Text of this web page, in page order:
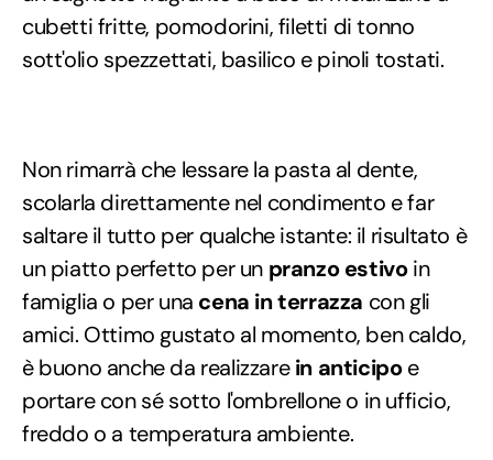
cubetti fritte, pomodorini, filetti di tonno
sott'olio spezzettati, basilico e pinoli tostati.
Non rimarrà che lessare la pasta al dente,
scolarla direttamente nel condimento e far
saltare il tutto per qualche istante: il risultato è
un piatto perfetto per un pranzo estivoin
famiglia o per una cena in terrazza con gli
amici. Ottimo gustato al momento, ben caldo,
è buono anche da realizzarein anticipoe
portare con sé sotto l'ombrellone o in ufficio,
freddo o a temperatura ambiente.